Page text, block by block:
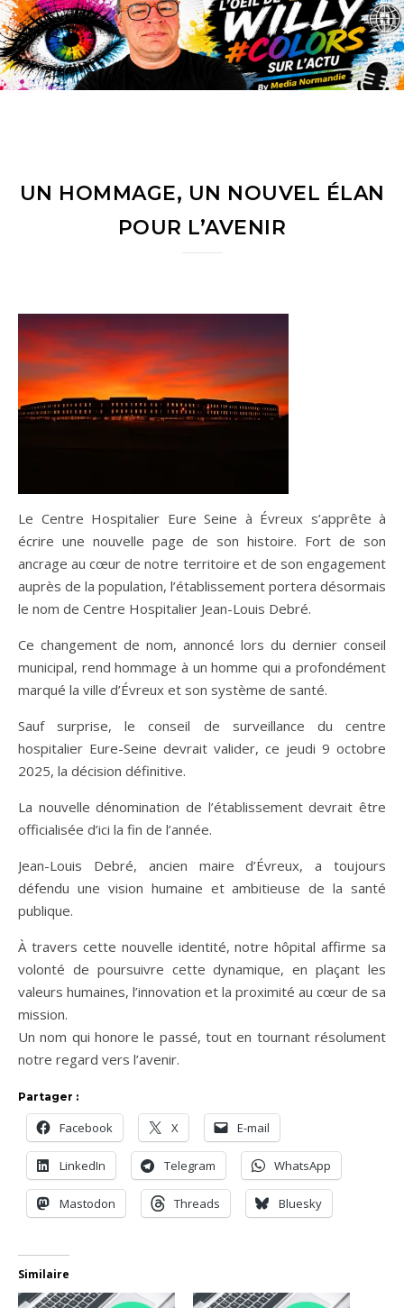
UN HOMMAGE, UN NOUVEL ÉLAN
POUR L’AVENIR
Le Centre Hospitalier Eure Seine à Évreux s’apprête à
écrire une nouvelle page de son histoire. Fort de son
ancrage au cœur de notre territoire et de son engagement
auprès de la population, l’établissement portera désormais
le nom de Centre Hospitalier Jean-Louis Debré.
Ce changement de nom, annoncé lors du dernier conseil
municipal, rend hommage à un homme qui a profondément
marqué la ville d’Évreux et son système de santé.
Sauf surprise, le conseil de surveillance du centre
hospitalier Eure-Seine devrait valider, ce jeudi 9 octobre
2025, la décision définitive.
La nouvelle dénomination de l’établissement devrait être
officialisée d’ici la fin de l’année.
Jean-Louis Debré, ancien maire d’Évreux, a toujours
défendu une vision humaine et ambitieuse de la santé
publique.
À travers cette nouvelle identité, notre hôpital affirme sa
volonté de poursuivre cette dynamique, en plaçant les
valeurs humaines, l’innovation et la proximité au cœur de sa
mission.
Un nom qui honore le passé, tout en tournant résolument
notre regard vers l’avenir.
Partager :
Facebook X E-mail
LinkedIn Telegram WhatsApp
Mastodon Threads Bluesky
Similaire